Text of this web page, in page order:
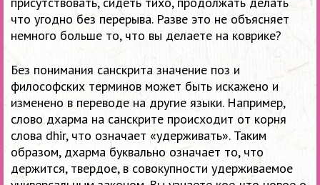
что угодно без перерыва. Разве это не объясняет
немного больше то, что вы делаете на коврике?
Без понимания санскрита значение поз и
философских терминов может быть искажено и
изменено в переводе на другие языки. Например,
слово дхарма на санскрите происходит от корня
слова dhir, что означает «удерживать». Таким
образом, дхарма буквально означает то, что
держится, твердое, в совокупности удерживаемое